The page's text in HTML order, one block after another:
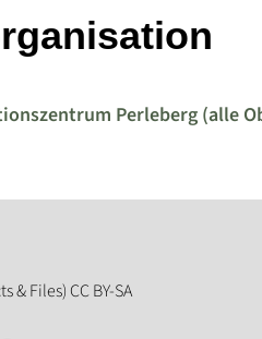
Perleberg (alle